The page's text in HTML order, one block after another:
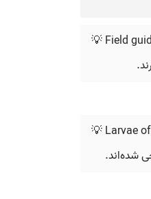
💡 Field
💡 Larvae
شده‌اند.